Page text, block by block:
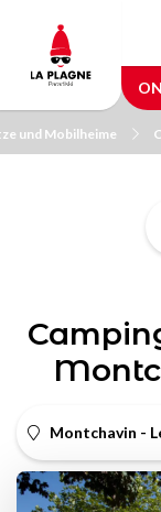
main
content
und Mobilheime
Montchavin -